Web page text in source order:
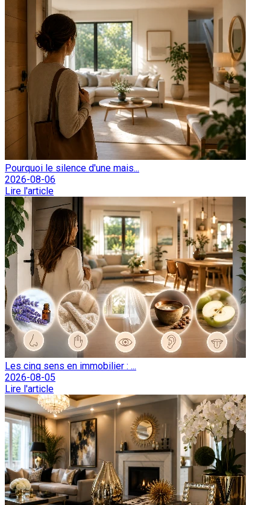
Pourquoi le silence d'une mais...
2026-08-06
Lire l'article
Les cinq sens en immobilier : ...
2026-08-05
Lire l'article